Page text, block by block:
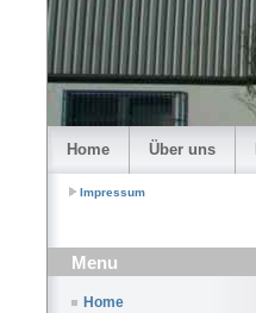
Home Über uns
Impressum
Menu
Home